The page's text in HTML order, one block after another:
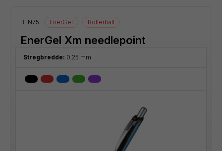
BLN75 EnerGel Rollerball
EnerGel Xm needlepoint
Stregbredde: 0,25 mm